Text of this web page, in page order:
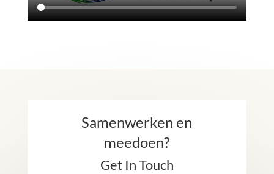
Samenwerken en
meedoen?
Get In Touch